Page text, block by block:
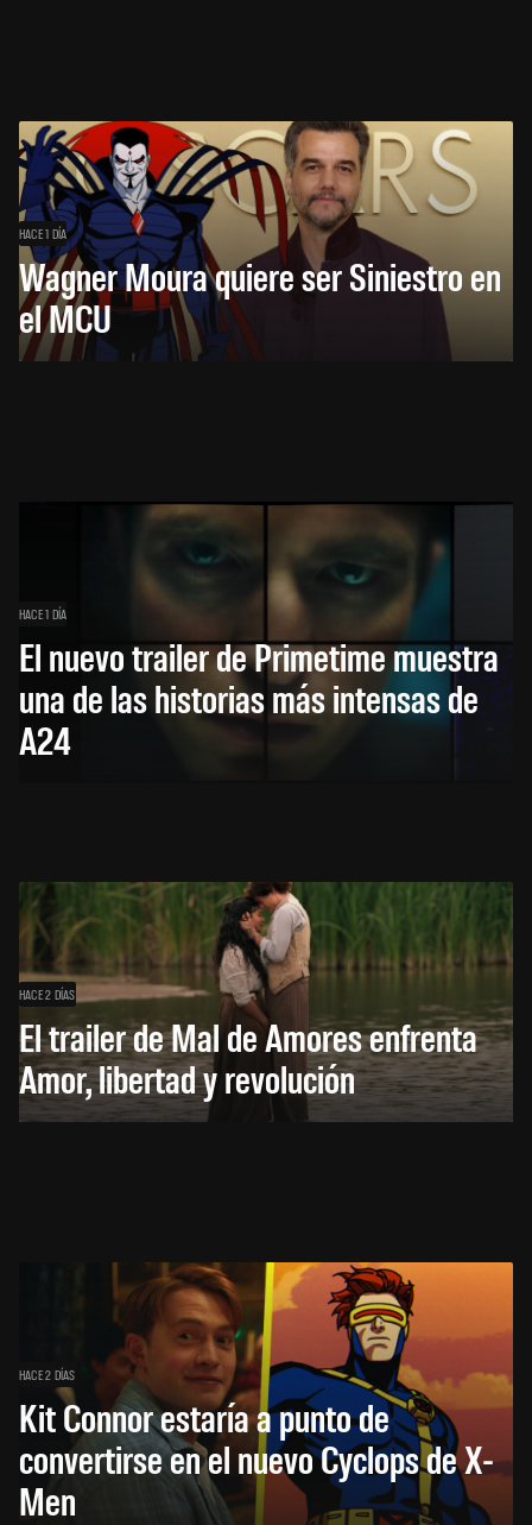
HACE 1 DÍA
Wagner Moura quiere ser Siniestro en
el MCU
HACE 1 DÍA
El nuevo trailer de Primetime muestra
una de las historias más intensas de
A24
HACE 2 DÍAS
El trailer de Mal de Amores enfrenta
Amor, libertad y revolución
HACE 2 DÍAS
Kit Connor estaría a punto de
convertirse en el nuevo Cyclops de X-
Men